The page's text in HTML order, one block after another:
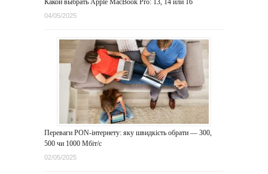
04/05/2025
Переваги PON-інтернету: яку швидкість обрати — 300,
500 чи 1000 Мбіт/с
02/05/2025